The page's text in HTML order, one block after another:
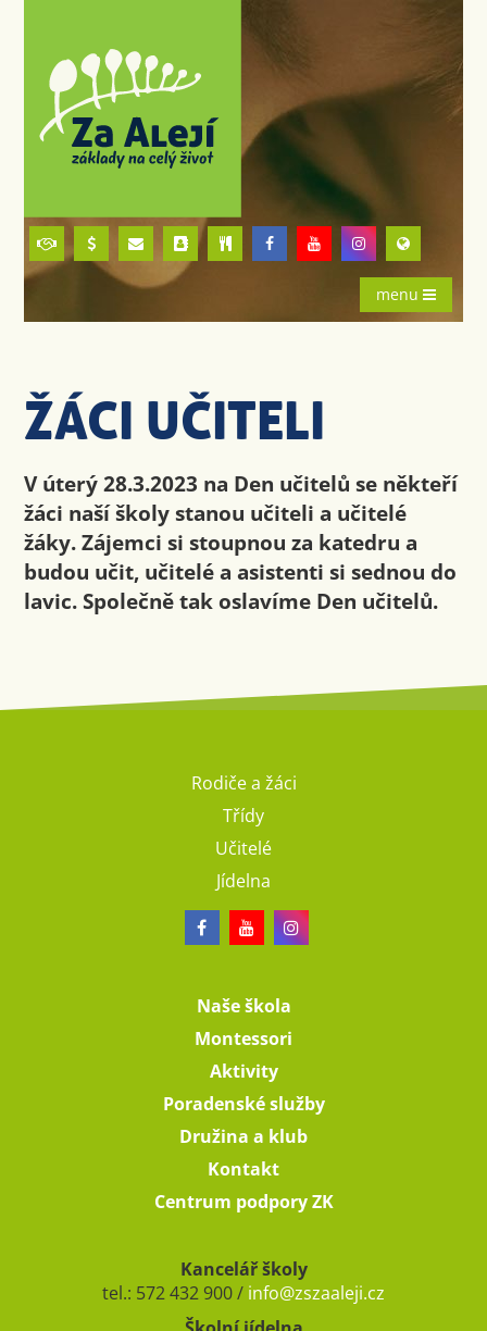
menu
ŽÁCI UČITELI
V úterý 28.3.2023 na Den učitelů se někteří
žáci naší školy stanou učiteli a učitelé
žáky. Zájemci si stoupnou za katedru a
budou učit, učitelé a asistenti si sednou do
lavic. Společně tak oslavíme Den učitelů.
Rodiče a žáci
Třídy
Učitelé
Jídelna
Naše škola
Montessori
Aktivity
Poradenské služby
Družina a klub
Kontakt
Centrum podpory ZK
Kancelář školy
tel.: 572 432 900 / info@zszaaleji.cz